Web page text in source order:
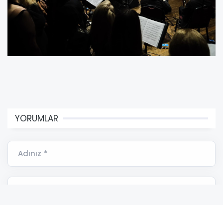
YORUMLAR
Adınız *